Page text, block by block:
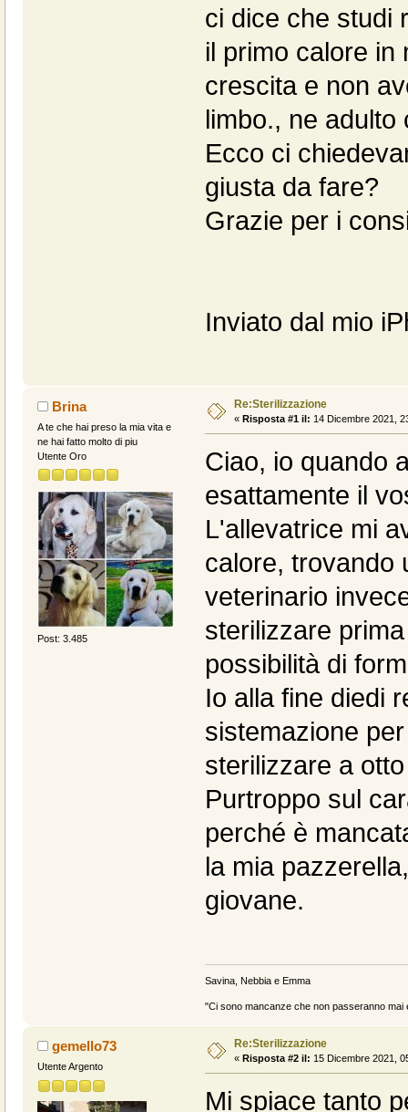
ci dice che studi
il primo calore in
crescita e non
limbo., ne adulto
Ecco ci
giusta da fare?
Grazie per i
Inviato dal mio
Brina
A te che hai preso la mia vita e
ne hai fatto molto di piu
Utente Oro
Post: 3.485
Re:Sterilizzazione
« Risposta #1 il: 14 Dicembre 2021,
Ciao, io quando
esattamente il
L'allevatrice mi
calore, trovando
veterinario
sterilizzare
possibilità di
Io alla fine diedi
sistemazione
sterilizzare a
Purtroppo sul
perché è
la mia
giovane.
Savina, Nebbia e Emma
"Ci sono mancanze che non passeranno
gemello73
Utente Argento
Re:Sterilizzazione
« Risposta #2 il: 15 Dicembre 2021,
Mi spiace tanto